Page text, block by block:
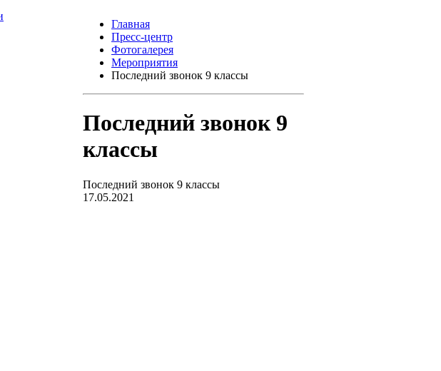
Главная
Пресс-центр
Фотогалерея
Мероприятия
Последний звонок 9 классы
Последний звонок 9
классы
Последний звонок 9 классы
17.05.2021